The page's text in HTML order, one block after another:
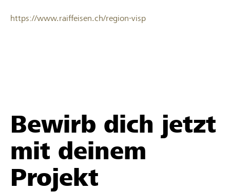
https://www.raiffeisen.ch/region-visp
Bewirb dich jetzt
mit deinem
Projekt